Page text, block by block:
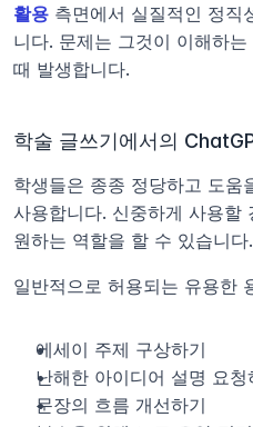
활용 측면에서 실질적인 정직
니다. 문제는 그것이 이해하
때 발생합니다.
학술 글쓰기에서의
학생들은 종종 정당하고 도
사용합니다. 신중하게 사용할
원하는 역할을 할 수 있습니다.
일반적으로 허용되는 유용한
에세이 주제 구상하기
난해한 아이디어 설명 요청
문장의 흐름 개선하기